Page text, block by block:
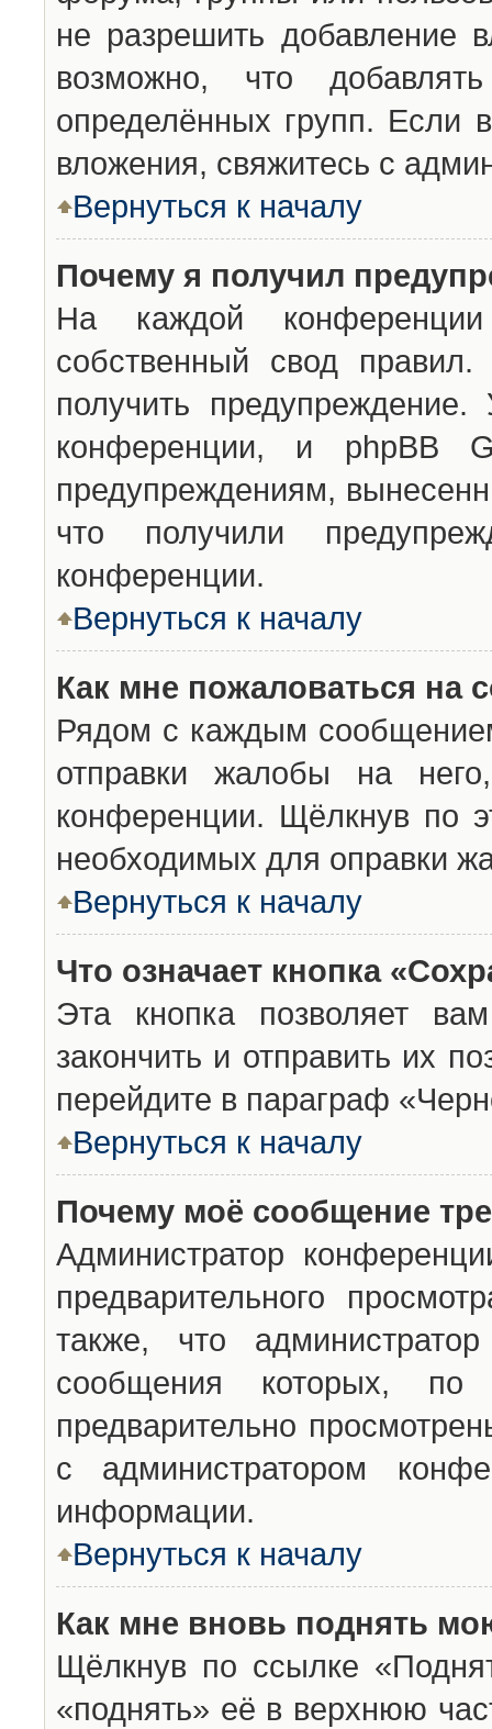
не разрешить добавление
возможно, что
определённых групп. Если
вложения, свяжитесь с
Вернуться к началу
Почему я получил
На каждой конференции
собственный свод
получить
конференции, и phpBB
предупреждениям,
что получили
конференции.
Вернуться к началу
Как мне пожаловаться на
Рядом с каждым
отправки жалобы на
конференции. Щёлкнув по
необходимых для оправки
Вернуться к началу
Что означает кнопка
Эта кнопка позволяет
закончить и отправить их
перейдите в параграф
Вернуться к началу
Почему моё сообщение
Администратор
предварительного
также, что
сообщения которых,
предварительно
с администратором
информации.
Вернуться к началу
Как мне вновь поднять
Щёлкнув по ссылке
«поднять» её в верхнюю